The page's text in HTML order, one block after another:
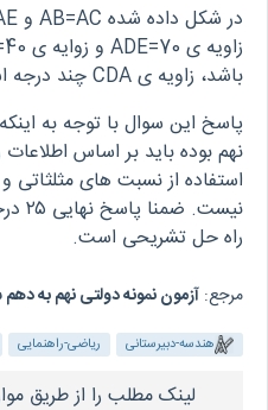
باشد، زاویه ی CDA چند درجه است؟
پاسخ این سوال با توجه به
نهم بوده باید بر اساس
استفاده از نسبت های مثلثاتی
راه حل تشریحی است.
مرجع: آزمون نمونه دولتی نهم به دهم سال
هندسه-دبیرستانی ریاضی-راهنمایی
لینک مطلب را از طریق